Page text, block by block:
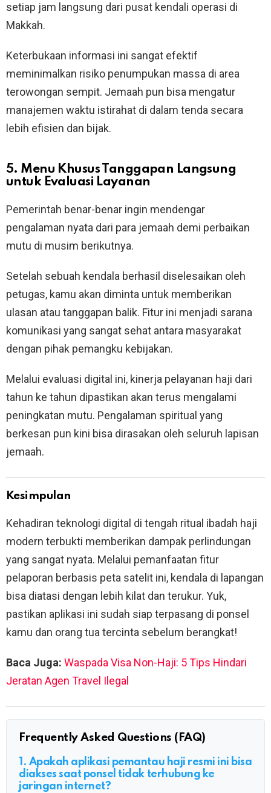
setiap jam langsung dari pusat kendali operasi di
Makkah.
Keterbukaan informasi ini sangat efektif
meminimalkan risiko penumpukan massa di area
terowongan sempit. Jemaah pun bisa mengatur
manajemen waktu istirahat di dalam tenda secara
lebih efisien dan bijak.
5. Menu Khusus Tanggapan Langsung
untuk Evaluasi Layanan
Pemerintah benar-benar ingin mendengar
pengalaman nyata dari para jemaah demi perbaikan
mutu di musim berikutnya.
Setelah sebuah kendala berhasil diselesaikan oleh
petugas, kamu akan diminta untuk memberikan
ulasan atau tanggapan balik. Fitur ini menjadi sarana
komunikasi yang sangat sehat antara masyarakat
dengan pihak pemangku kebijakan.
Melalui evaluasi digital ini, kinerja pelayanan haji dari
tahun ke tahun dipastikan akan terus mengalami
peningkatan mutu. Pengalaman spiritual yang
berkesan pun kini bisa dirasakan oleh seluruh lapisan
jemaah.
Kesimpulan
Kehadiran teknologi digital di tengah ritual ibadah haji
modern terbukti memberikan dampak perlindungan
yang sangat nyata. Melalui pemanfaatan fitur
pelaporan berbasis peta satelit ini, kendala di lapangan
bisa diatasi dengan lebih kilat dan terukur. Yuk,
pastikan aplikasi ini sudah siap terpasang di ponsel
kamu dan orang tua tercinta sebelum berangkat!
Baca Juga: Waspada Visa Non-Haji: 5 Tips Hindari
Jeratan Agen Travel Ilegal
Frequently Asked Questions (FAQ)
1. Apakah aplikasi pemantau haji resmi ini bisa
diakses saat ponsel tidak terhubung ke
jaringan internet?